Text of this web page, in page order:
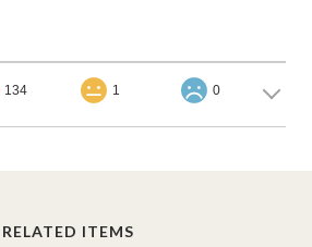
134 1 0
RELATED ITEMS